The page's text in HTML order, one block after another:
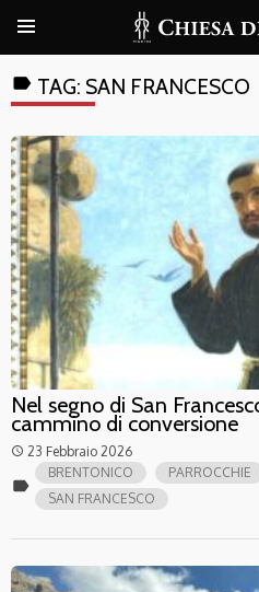
label TAG: SAN FRANCESCO
Nel segno di San
cammino di conversione
access_time 23 Febbraio 2026
label
BRENTONICO PARROCCHIE
SAN FRANCESCO